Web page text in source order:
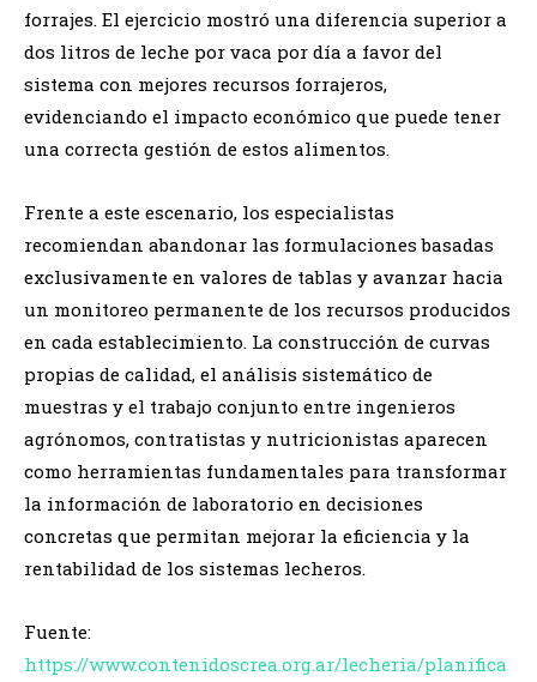
forrajes. El ejercicio mostró una diferencia superior a
dos litros de leche por vaca por día a favor del
sistema con mejores recursos forrajeros,
evidenciando el impacto económico que puede tener
una correcta gestión de estos alimentos.
Frente a este escenario, los especialistas
recomiendan abandonar las formulaciones basadas
exclusivamente en valores de tablas y avanzar hacia
un monitoreo permanente de los recursos producidos
en cada establecimiento. La construcción de curvas
propias de calidad, el análisis sistemático de
muestras y el trabajo conjunto entre ingenieros
agrónomos, contratistas y nutricionistas aparecen
como herramientas fundamentales para transformar
la información de laboratorio en decisiones
concretas que permitan mejorar la eficiencia y la
rentabilidad de los sistemas lecheros.
Fuente:
https://www.contenidoscrea.org.ar/lecheria/planifica